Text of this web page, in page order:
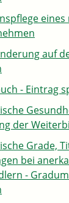
auf
- Eintrag
der
Grade,
bei
-